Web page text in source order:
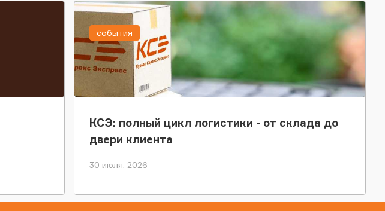
КСЭ: полный цикл логистики - от склада до
двери клиента
30 июля, 2026
события